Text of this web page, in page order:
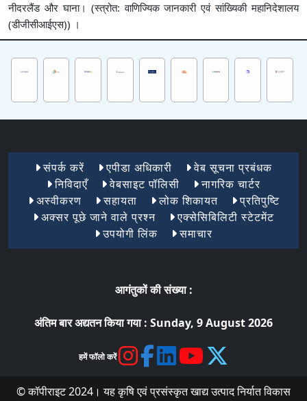
नीदरलैंड और घाना। (स्त्रोत: वाणिज्‍यिक जानकारी एवं सांख्‍यिकी महानिदेशालय
(डीजीसीआईएस)) ।
Footer Menu 1
संपर्क करें एपीडा अधिकारी
वेब सूचना प्रबंधक
निविदाएँ
वेबसाइट पॉलिसी
नागरिक चार्टर
अस्वीकरण
सहायता लोक शिकायत
प्रतिपुष्टि
अक्सर पूछे जाने वाले प्रश्न
एक्सेसिबिलिटी स्टेटमेंट
उपयोगी लिंक
समाचार
आगंतुकों की संख्या :
अंतिम बार अद्यतन किया गया : Sunday, 9 August 2026
हमें फॉलो करें
© कॉपीराइट 2024। यह कृषि एवं प्रसंस्कृत खाद्य उत्पाद निर्यात विकास